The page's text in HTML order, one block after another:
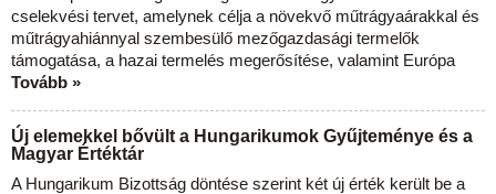
cselekvési tervet, amelynek célja a növekvő műtrágyaárakkal és
műtrágyahiánnyal szembesülő mezőgazdasági termelők
támogatása, a hazai termelés megerősítése, valamint Európa
Tovább »
Új elemekkel bővült a Hungarikumok Gyűjteménye és a
Magyar Értéktár
A Hungarikum Bizottság döntése szerint két új érték került be a